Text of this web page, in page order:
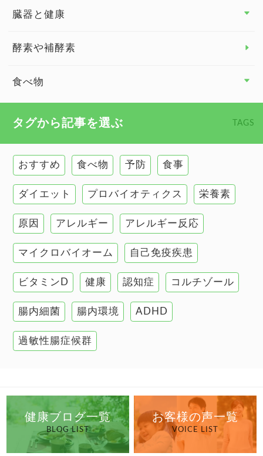
臓器と健康
臓器と健康 トップ
慢性疲労
甲状腺
肌
肝臓の健康
腸の健康
自己免疫疾患
高血圧
酵素や補酵素
食べ物
タグから記事を選ぶ TAGS
おすすめ 食べ物 予防 食事
ダイエット プロバイオティクス 栄養素
原因 アレルギー アレルギー反応
マイクロバイオーム 自己免疫疾患
ビタミンD 健康 認知症 コルチゾール
腸内細菌 腸内環境 ADHD
過敏性腸症候群
健康ブログ一覧
BLOG LIST
お客様の声一覧
VOICE LIST